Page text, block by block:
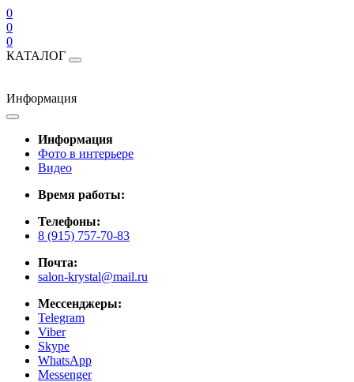
0
0
0
КАТАЛОГ
Информация
Информация
Фото в интерьере
Видео
Время работы:
Телефоны:
8 (915) 757-70-83
Почта:
salon-krystal@mail.ru
Мессенджеры:
Telegram
Viber
Skype
WhatsApp
Messenger